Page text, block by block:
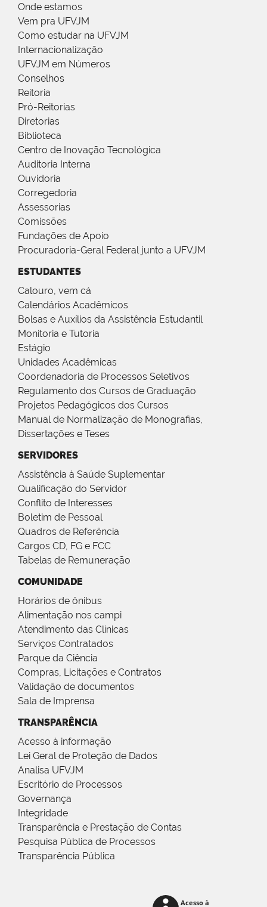
Onde estamos
Vem pra UFVJM
Como estudar na UFVJM
Internacionalização
UFVJM em Números
Conselhos
Reitoria
Pró-Reitorias
Diretorias
Biblioteca
Centro de Inovação Tecnológica
Auditoria Interna
Ouvidoria
Corregedoria
Assessorias
Comissões
Fundações de Apoio
Procuradoria-Geral Federal junto a UFVJM
ESTUDANTES
Calouro, vem cá
Calendários Acadêmicos
Bolsas e Auxílios da Assistência Estudantil
Monitoria e Tutoria
Estágio
Unidades Acadêmicas
Coordenadoria de Processos Seletivos
Regulamento dos Cursos de Graduação
Projetos Pedagógicos dos Cursos
Manual de Normalização de Monografias,
Dissertações e Teses
SERVIDORES
Assistência à Saúde Suplementar
Qualificação do Servidor
Conflito de Interesses
Boletim de Pessoal
Quadros de Referência
Cargos CD, FG e FCC
Tabelas de Remuneração
COMUNIDADE
Horários de ônibus
Alimentação nos campi
Atendimento das Clínicas
Serviços Contratados
Parque da Ciência
Compras, Licitações e Contratos
Validação de documentos
Sala de Imprensa
TRANSPARÊNCIA
Acesso à informação
Lei Geral de Proteção de Dados
Analisa UFVJM
Escritório de Processos
Governança
Integridade
Transparência e Prestação de Contas
Pesquisa Pública de Processos
Transparência Pública